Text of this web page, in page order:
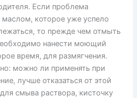
Если проблема
маслом, которое уже успело
то прежде чем отмыть
нанести моющий
время, для размягчения.
можно ли применять при
лучше отказаться от этой
смыва раствора, кисточку